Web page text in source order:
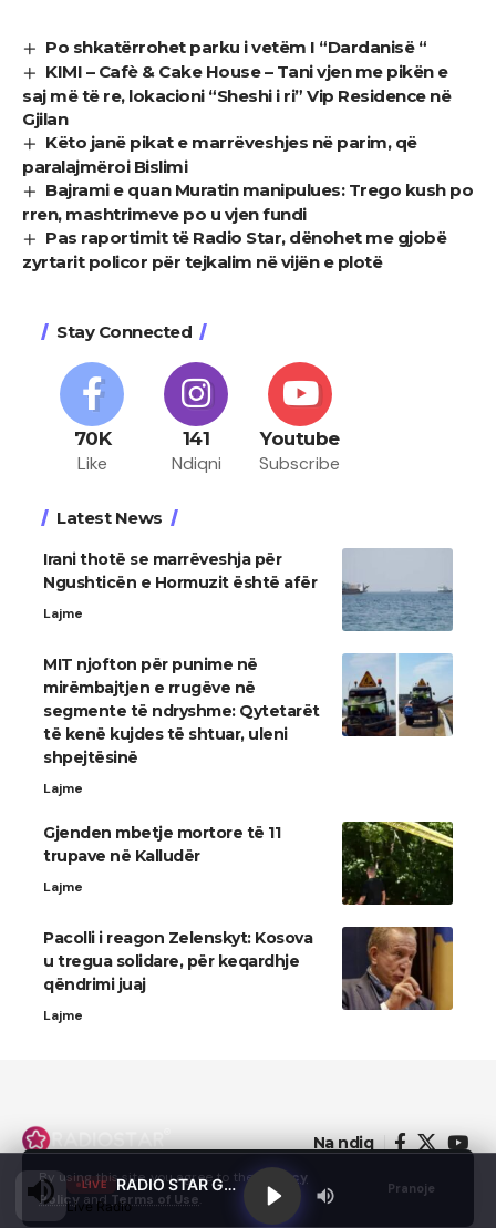
By using this site, you agree to the Privacy
Policy and Terms of Use
Pranoje
Po shkatërrohet parku i vetëm I “Dardanisë “
KIMI – Cafè & Cake House – Tani vjen me pikën e
saj më të re, lokacioni “Sheshi i ri” Vip Residence në
Gjilan
Këto janë pikat e marrëveshjes në parim, që
paralajmëroi Bislimi
Bajrami e quan Muratin manipulues: Trego kush po
rren, mashtrimeve po u vjen fundi
Pas raportimit të Radio Star, dënohet me gjobë
zyrtarit policor për tejkalim në vijën e plotë
Stay Connected
70K
Like
141
Ndiqni
Youtube
Subscribe
Latest News
Irani thotë se marrëveshja për
Ngushticën e Hormuzit është afër
Lajme
MIT njofton për punime në
mirëmbajtjen e rrugëve në
segmente të ndryshme: Qytetarët
të kenë kujdes të shtuar, uleni
shpejtësinë
Lajme
Gjenden mbetje mortore të 11
trupave në Kalludër
Lajme
Pacolli i reagon Zelenskyt: Kosova
u tregua solidare, për keqardhje
qëndrimi juaj
Lajme
Na ndiq
© 2022 - Domainterm.com - All Rights Reserved.
LIVE RADIO STAR GJILAN
Live Radio